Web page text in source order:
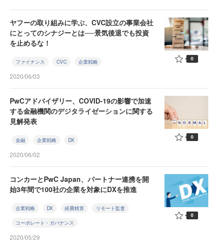
ヤフーの取り組みに学ぶ、CVC設立の事業会社
にとってのシナジーとは──景気後退でも投資
を止めるな！
ファイナンス CVC 企業戦略
2020/06/03
0
PwCアドバイザリー、COVID-19の影響で加速
する金融機関のデジタライゼーションに関する
見解発表
金融 企業戦略 DX
2020/06/02
0
コンカーとPwC Japan、パートナー連携を開
始3年間で100社の企業を対象にDXを推進
企業戦略 DX 経費精算 リモート監査
コーポレート・ガバナンス
2020/05/29
0